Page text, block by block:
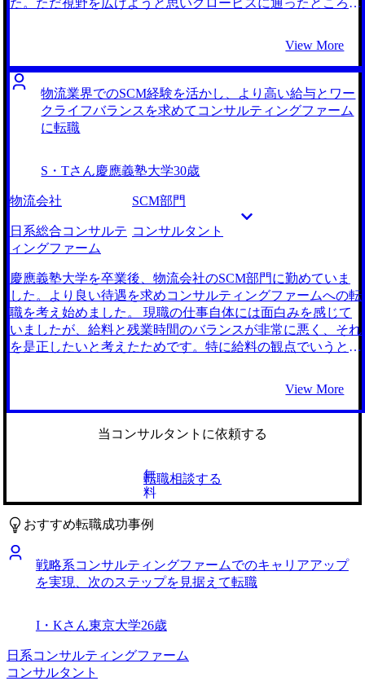
た。ただ視野を広げようと思いグロービスに通ったところ非
ら、ロジカルシンキングがしっかりできているからコンサル
ティングファームが向いているのではと勧められたこと、さ
らにMBAで学んだ内容を経験できるのではと思い、コンサ
ルティングファームへの転職に興味を持ち始めました。 3社
です。 博士課程出身で、実質社会人2年目ということで他の
能性があるか検討していただきました。おかげさまで、最終
的に非常に高い壁ではありましたが戦略系コンサルティング
ファームにチャレンジをするという決断ができました。
MBAでほめられて自身のロジカルシンキングには若干の自
信がありましたが、ケースの練習をしていただいた結果、ま
3回ほどケース練習に付き合っていただき、そもそもの課題
整理の仕方や、わかりやすい回答の仕方についても丁寧に教
えていただき、とても学びが大きかったです。 正直なとこ
ろ、北野さんとのケース対策はかなりレベルが高く、本番で
は非常にリラックスできました。個人的には対策自体も楽し
で、自分も通らないのではないかと不安でした。しかし、北
野さんにしっかり書類添削をしていただいたこともあり、想
像以上に多くの企業で書類通過することができました。初回
ースなどに活用しようとして回答がちぐはぐになることがあ
りました。座学で学んだことは所詮座学であり、（残念なが
ら）ビジネスの場ですぐ活用できるものではないということ
を思い知りました。 転職前は年収500万円、転職後は年収
650万円になりました。 ダメ元の転職でしたが戦略系コンサ
ルティングファームに入社する機会をいただき、非常に感謝
しています。しっかりビジネス経験を積み、将来的には自分
View More
物流業界でのSCM経験を活かし、より高い給与とワー
クライフバランスを求めてコンサルティングファーム
に転職
S・Tさん慶應義塾大学30歳
物流会社 SCM部門
日系総合コンサルテ
ィングファーム
コンサルタント
慶應義塾大学を卒業後、物流会社のSCM部門に勤めていま
した。より良い待遇を求めコンサルティングファームへの転
職を考え始めました。 現職の仕事自体には面白みを感じて
いましたが、給料と残業時間のバランスが非常に悪く、それ
を是正したいと考えたためです。特に給料の観点でいうと、
りました。 働くこと自体は嫌いではなかったので、どうせ
なら給与水準が高い業界で働きたいと思い、コンサルティン
グファームへの転職を検討しました。業界的に近年はWLB
ームへの転職を意識しました。 2社です。 大手ファームであ
れば、正直案件に大差はないと聞いていたのでエージェント
の選び方は迷いました。そのため、何社か話を聞いて一旦考
えようぐらいに思っていました。 しかし、北野さんとの初
回面談の時に実施いただいた模擬面接のフィードバックのレ
ベルがとても高く、所属されているエージェントさん一人一
人のレベルが高いことが伺えました。また、今のまま転職活
動に臨むより、MyVisionのエージェントから指導を受けて臨
に感じたので、迷うことなくお世話になることを決めまし
報の提供など全フェーズにわたってスピーディーかつ気の利
いたご支援をして頂きました。仕事の段取り力が素晴らし
View More
当コンサルタントに依頼する
無
料
転職相談する
おすすめ転職成功事例
戦略系コンサルティングファームでのキャリアアップ
を実現、次のステップを見据えて転職
I・Kさん東京大学26歳
日系コンサルティングファーム
コンサルタント